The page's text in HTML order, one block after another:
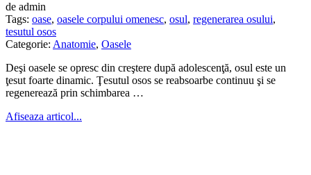
de admin
Tags: oase, oasele corpului omenesc, osul, regenerarea osului,
tesutul osos
Categorie: Anatomie, Oasele
Deşi oasele se opresc din creştere după adolescenţă, osul este un
ţesut foarte dinamic. Ţesutul osos se reabsoarbe continuu şi se
regenerează prin schimbarea …
Afiseaza articol...